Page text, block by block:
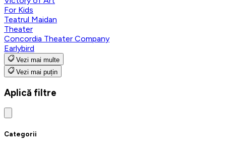
For Kids
Teatrul Maidan
Theater
Concordia Theater Company
Earlybird
Vezi mai multe
Vezi mai puțin
Aplică filtre
Categorii